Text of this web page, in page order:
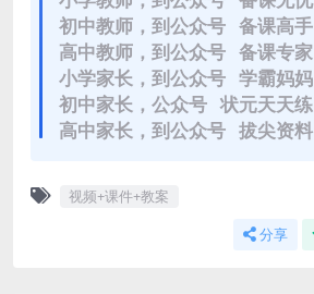
初中教师，到公众号 备课高手
高中教师，到公众号 备课专家
小学家长，到公众号 学霸妈妈
初中家长，公众号 状元天天练
高中家长，到公众号 拔尖资料
视频+课件+教案
分享